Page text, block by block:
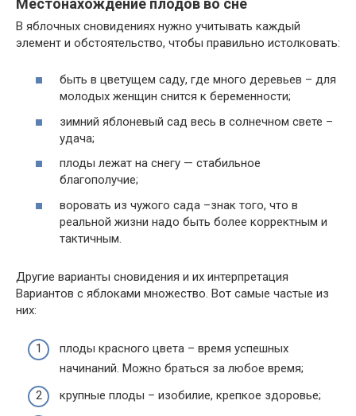
В яблочных сновидениях нужно учитывать каждый
элемент и обстоятельство, чтобы правильно истолковать:
быть в цветущем саду, где много деревьев – для
молодых женщин снится к беременности;
зимний яблоневый сад весь в солнечном свете –
удача;
плоды лежат на снегу — стабильное
благополучие;
воровать из чужого сада –знак того, что в
реальной жизни надо быть более корректным и
тактичным.
Другие варианты сновидения и их интерпретация
Вариантов с яблоками множество. Вот самые частые из
них:
плоды красного цвета – время успешных
начинаний. Можно браться за любое время;
крупные плоды – изобилие, крепкое здоровье;